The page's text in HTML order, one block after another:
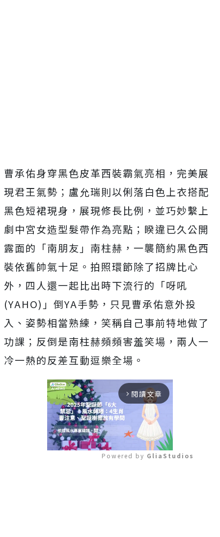
曹承佑身穿黑色皮革西裝霸氣亮相，完美展
現君王氣勢； 盧允瑞則以俐落白色上衣搭配
黑色短裙現身，展現修長比例， 並巧妙繫上
劇中宮女造型髮帶作為亮點；睽違已久公開
露面的「南朋友」南柱赫，一襲簡約黑色西
裝依舊帥氣十足。 拍照環節除了招牌比心
外，四人還一起比出時下流行的「呀吼
(YAHO)」倒YA手勢，只見曹承佑意外投
入、姿勢相當熟練， 笑稱自己事前特地做了
功課；反倒是南柱赫頻頻害羞笑場， 兩人一
冷一熱的反差互動逗樂全場。
arrow_forward_ios 閱讀文章
Powered by GliaStudios